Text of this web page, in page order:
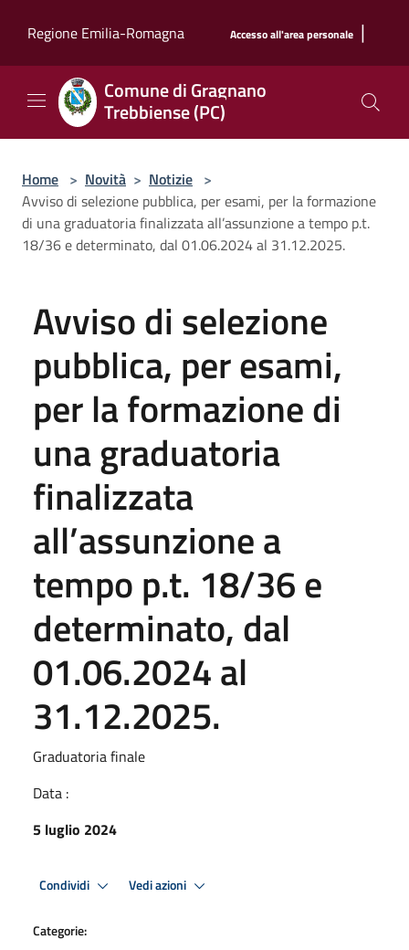
Regione Emilia-Romagna
Accesso all'area personale |
Comune di Gragnano
Trebbiense (PC)
Home > Novità > Notizie >
Avviso di selezione pubblica, per esami, per la formazione
di una graduatoria finalizzata all’assunzione a tempo p.t.
18/36 e determinato, dal 01.06.2024 al 31.12.2025.
Avviso di selezione
pubblica, per esami,
per la formazione di
una graduatoria
finalizzata
all’assunzione a
tempo p.t. 18/36 e
determinato, dal
01.06.2024 al
31.12.2025.
Graduatoria finale
Data :
5 luglio 2024
Condividi Vedi azioni
Categorie: